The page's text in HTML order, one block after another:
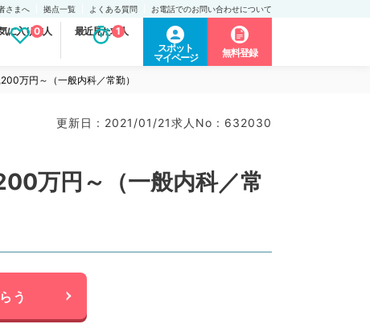
さまへ 拠点一覧 よくある質問 お電話でのお問い合わせについて
に入り求人
0 最近見た求人
1
スポット
マイページ
無料登録
万円～（一般内科／常勤）
更新日 : 2021/01/21求人No : 632030
万円～（一般内科／常
う